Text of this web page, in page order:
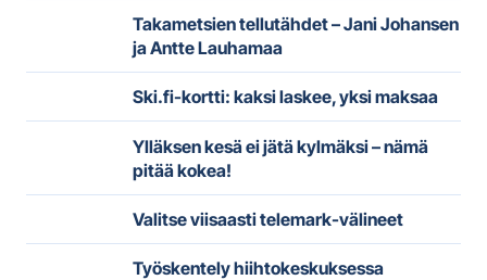
Takametsien tellutähdet – Jani Johansen
ja Antte Lauhamaa
Ski.fi-kortti: kaksi laskee, yksi maksaa
Ylläksen kesä ei jätä kylmäksi – nämä
pitää kokea!
Valitse viisaasti telemark-välineet
Työskentely hiihtokeskuksessa